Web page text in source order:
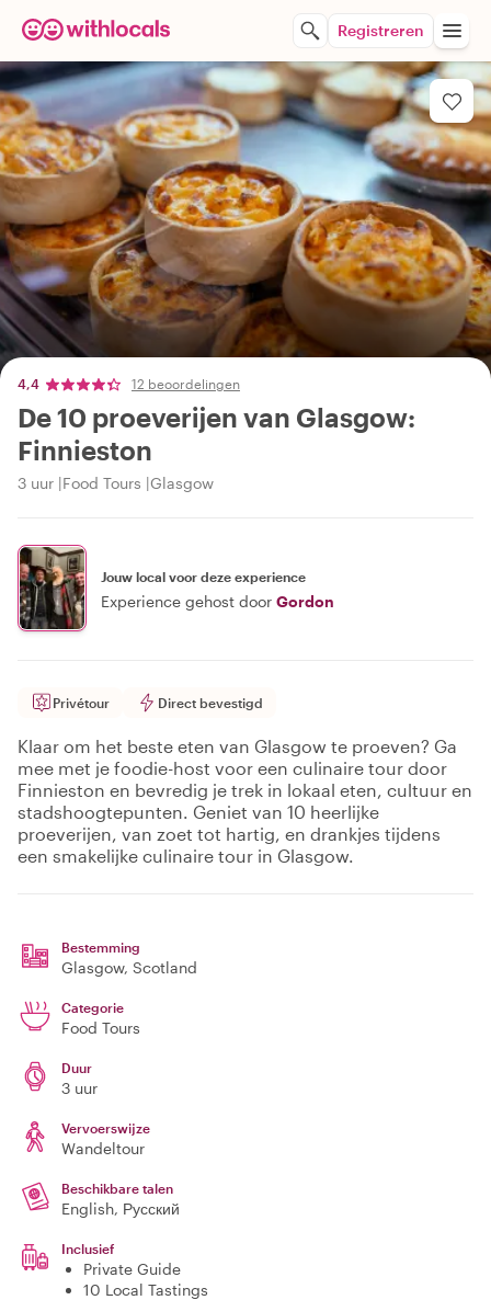
Registreren
4,4 12 beoordelingen
De 10 proeverijen van Glasgow:
Finnieston
3 uur Food Tours Glasgow
Jouw local voor deze experience
Experience gehost door Gordon
Privétour Direct bevestigd
Klaar om het beste eten van Glasgow te proeven? Ga
mee met je foodie-host voor een culinaire tour door
Finnieston en bevredig je trek in lokaal eten, cultuur en
stadshoogtepunten. Geniet van 10 heerlijke
proeverijen, van zoet tot hartig, en drankjes tijdens
een smakelijke culinaire tour in Glasgow.
Bestemming
Glasgow, Scotland
Categorie
Food Tours
Duur
3 uur
Vervoerswijze
Wandeltour
Beschikbare talen
English, Русский
Inclusief
Private Guide
10 Local Tastings